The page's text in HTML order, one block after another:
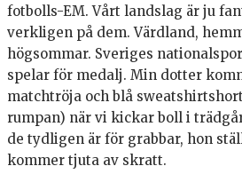
fotbolls-EM. Vårt landslag är ju
verkligen på dem. Värdland,
högsommar. Sveriges
spelar för medalj. Min dotter
matchtröja och blå
rumpan) när vi kickar boll i
de tydligen är för grabbar, hon
kommer tjuta av skratt.